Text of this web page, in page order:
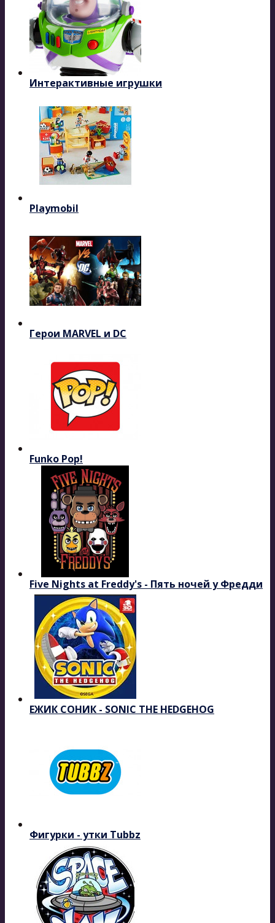
Интерактивные игрушки
Playmobil
Герои MARVEL и DC
Funko Pop!
Five Nights at Freddy's - Пять ночей у Фредди
ЕЖИК СОНИК - SONIC THE HEDGEHOG
Фигурки - утки Tubbz